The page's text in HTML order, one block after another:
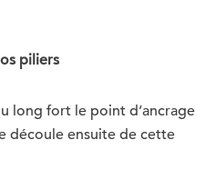
piliers
long fort le point d’ancrage
découle ensuite de cette